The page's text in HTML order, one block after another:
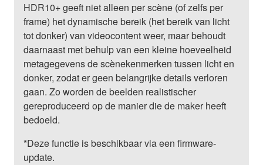
HDR10+ geeft niet alleen per scène (of zelfs per
frame) het dynamische bereik (het bereik van licht
tot donker) van videocontent weer, maar behoudt
daarnaast met behulp van een kleine hoeveelheid
metagegevens de scènekenmerken tussen licht en
donker, zodat er geen belangrijke details verloren
gaan. Zo worden de beelden realistischer
gereproduceerd op de manier die de maker heeft
bedoeld.
*Deze functie is beschikbaar via een firmware-
update.